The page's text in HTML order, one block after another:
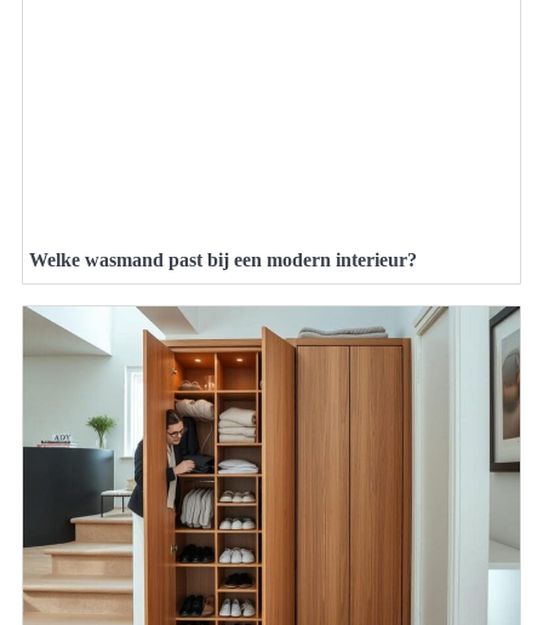
Welke wasmand past bij een modern interieur?